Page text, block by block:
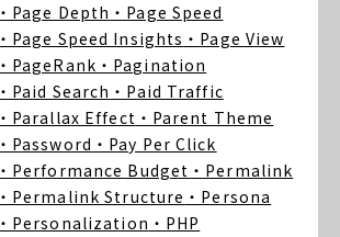
・Page Depth ・Page Speed
・Page Speed Insights ・Page View
・PageRank ・Pagination
・Paid Search ・Paid Traffic
・Parallax Effect ・Parent Theme
・Password ・Pay Per Click
・Performance Budget ・Permalink
・Permalink Structure ・Persona
・Personalization ・PHP